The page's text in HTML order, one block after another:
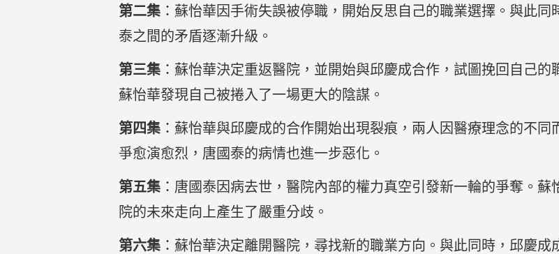
第二集 ：蘇怡華因手術失誤被停職，開始反思自己的職業選擇。與此
泰之間的矛盾逐漸升級。
第三集 ：蘇怡華決定重返醫院，並開始與邱慶成合作，試圖挽回自己
蘇怡華發現自己被捲入了一場更大的陰謀。
第四集 ：蘇怡華與邱慶成的合作開始出現裂痕，兩人因醫療理念的不
爭愈演愈烈，唐國泰的病情也進一步惡化。
第五集 ：唐國泰因病去世，醫院內部的權力真空引發新一輪的爭奪。
院的未來走向上產生了嚴重分歧。
第六集 ：蘇怡華決定離開醫院，尋找新的職業方向。與此同時，邱慶